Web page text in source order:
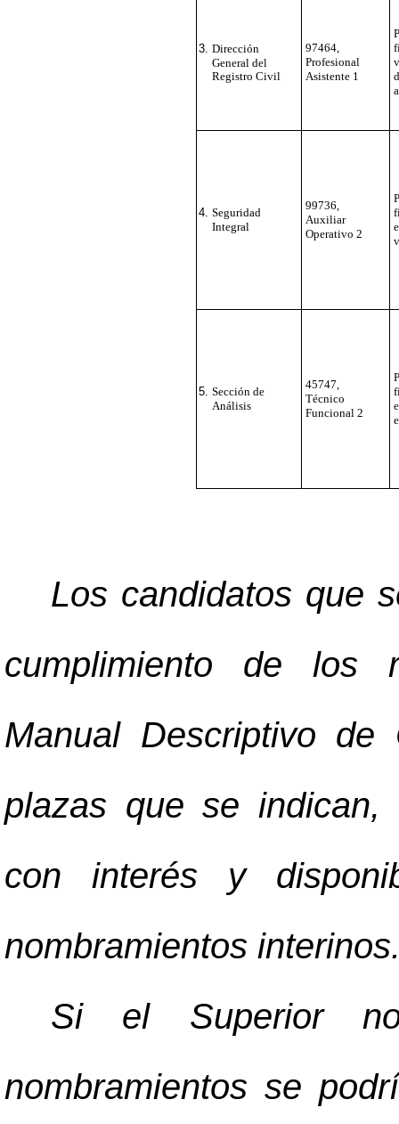
Dirección
General del
Registro Civil
97464,
Profesional
Asistente 1
Seguridad
Integral
99736,
Auxiliar
Operativo 2
Sección de
Análisis
45747,
Técnico
Funcional 2
Los candidatos que
cumplimiento de los
Manual Descriptivo
plazas que se indican,
con interés y
nombramientos
Si el Superior
nombramientos se